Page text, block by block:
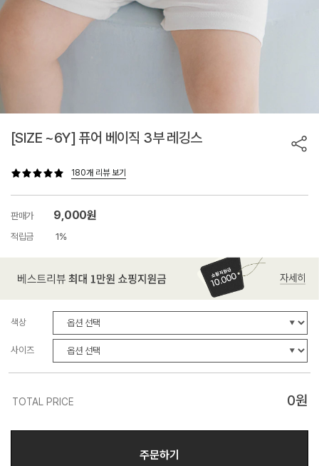
[SIZE ~6Y] 퓨어 베이직 3부 레깅스
180개 리뷰 보기
판매가 9,000원
적립금 1%
색상
사이즈
TOTAL PRICE 0원
주문하기